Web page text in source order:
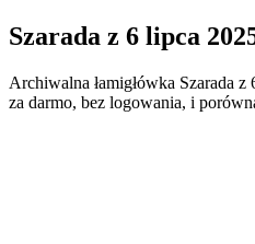
Szarada z 6 lipca
Archiwalna łamigłówka Szarada z
za darmo, bez logowania, i